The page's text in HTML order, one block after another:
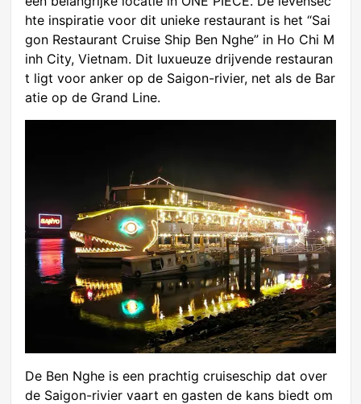
hte inspiratie voor dit unieke restaurant is het “Sai
gon Restaurant Cruise Ship Ben Nghe” in Ho Chi M
inh City, Vietnam. Dit luxueuze drijvende restauran
t ligt voor anker op de Saigon-rivier, net als de Bar
atie op de Grand Line.
De Ben Nghe is een prachtig cruiseschip dat over
de Saigon-rivier vaart en gasten de kans biedt om